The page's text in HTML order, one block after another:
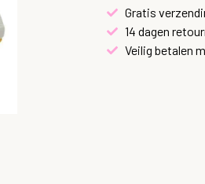
Gratis
14 dagen
Veilig betalen